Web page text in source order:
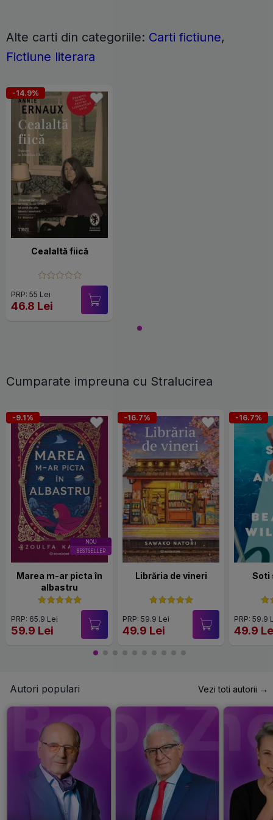
Alte carti din categoriile: Carti fictiune,
Fictiune literara
-14.9%
Cealaltă fiică
PRP: 55 Lei
46.8 Lei
Cumparate impreuna cu Stralucirea
NOU
BESTSELLER
-9.1%
Marea m-ar picta în
albastru
PRP: 65.9 Lei
59.9 Lei
-16.7%
Librăria de vineri
PRP: 59.9 Lei
49.9 Lei
-16.7%
Soti
PRP: 59.9
49.9
Autori populari Vezi toti autorii →